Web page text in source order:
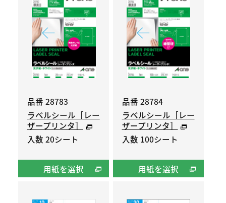
品番 28783
ラベルシール［レー
ザープリンタ］
入数 20シート
用紙を選択
品番 28784
ラベルシール［レー
ザープリンタ］
入数 100シート
用紙を選択